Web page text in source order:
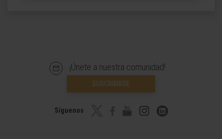
¡Únete a nuestra comunidad!
SUSCRIBIRSE
Síguenos